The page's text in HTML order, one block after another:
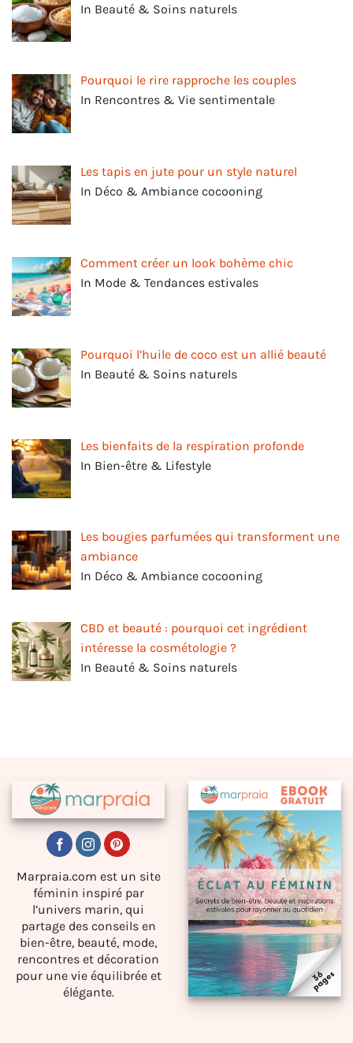
In Beauté & Soins naturels
Pourquoi le rire rapproche les couples
In Rencontres & Vie sentimentale
Les tapis en jute pour un style naturel
In Déco & Ambiance cocooning
Comment créer un look bohème chic
In Mode & Tendances estivales
Pourquoi l’huile de coco est un allié beauté
In Beauté & Soins naturels
Les bienfaits de la respiration profonde
In Bien-être & Lifestyle
Les bougies parfumées qui transforment une
ambiance
In Déco & Ambiance cocooning
CBD et beauté : pourquoi cet ingrédient
intéresse la cosmétologie ?
In Beauté & Soins naturels
Marpraia.com est un site
féminin inspiré par
l’univers marin, qui
partage des conseils en
bien-être, beauté, mode,
rencontres et décoration
pour une vie équilibrée et
élégante.